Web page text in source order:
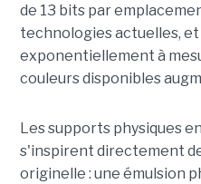
de 13 bits par
technologies actuelles,
exponentiellement à
couleurs disponibles
Les supports physiques
s'inspirent directement
originelle : une émulsion